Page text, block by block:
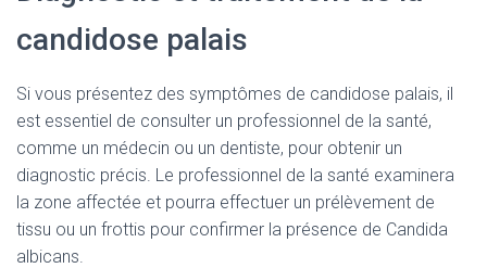
candidose palais
Si vous présentez des symptômes de candidose palais, il
est essentiel de consulter un professionnel de la santé,
comme un médecin ou un dentiste, pour obtenir un
diagnostic précis. Le professionnel de la santé examinera
la zone affectée et pourra effectuer un prélèvement de
tissu ou un frottis pour confirmer la présence de Candida
albicans.